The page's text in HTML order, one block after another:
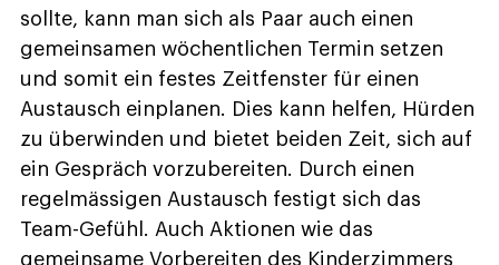
sollte, kann man sich als Paar auch einen
gemeinsamen wöchentlichen Termin setzen
und somit ein festes Zeitfenster für einen
Austausch einplanen. Dies kann helfen, Hürden
zu überwinden und bietet beiden Zeit, sich auf
ein Gespräch vorzubereiten. Durch einen
regelmässigen Austausch festigt sich das
Team-Gefühl. Auch Aktionen wie das
gemeinsame Vorbereiten des Kinderzimmers